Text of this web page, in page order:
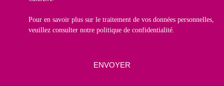
Pour en savoir plus sur le traitement de vos données personnelles,
veuillez consulter notre politique de confidentialité
ENVOYER